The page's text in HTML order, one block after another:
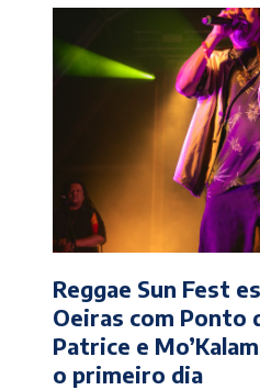
Reggae Sun Fest
Oeiras com Ponto
Patrice e
o primeiro dia